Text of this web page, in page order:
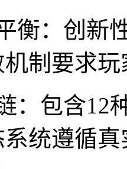
衡：创新
制要求
：包含12
统遵循